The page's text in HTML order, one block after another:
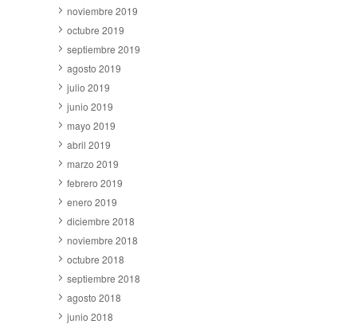
noviembre 2019
octubre 2019
septiembre 2019
agosto 2019
julio 2019
junio 2019
mayo 2019
abril 2019
marzo 2019
febrero 2019
enero 2019
diciembre 2018
noviembre 2018
octubre 2018
septiembre 2018
agosto 2018
junio 2018